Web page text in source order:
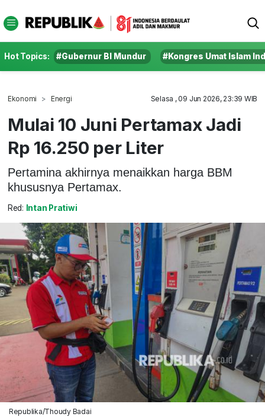
Hot Topics: #Gubernur BI Mundur #Kongres Umat Islam
Ekonomi Energi Selasa , 09 Jun 2026, 23:39 WIB
Mulai 10 Juni Pertamax Jadi
Rp 16.250 per Liter
Pertamina akhirnya menaikkan harga BBM
khususnya Pertamax.
Red: Intan Pratiwi
Republika/Thoudy Badai